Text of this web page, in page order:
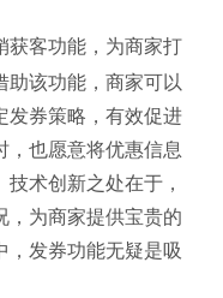
获客功能，为商家打
助该功能，商家可以
发券策略，有效促进
，也愿意将优惠信息
术创新之处在于，
，为商家提供宝贵的
，发券功能无疑是吸